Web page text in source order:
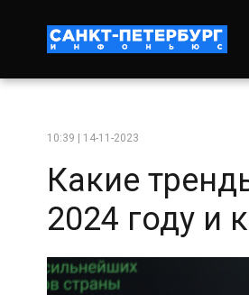
10:39 | 14-11-2023
Какие
2024 году и